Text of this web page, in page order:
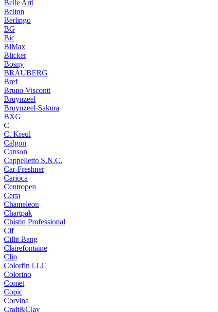
Belle Arti
Belton
Berlingo
BG
Bic
BiMax
Blicker
Bosny
BRAUBERG
Bref
Bruno Visconti
Bruynzeel
Bruynzeel-Sakura
BXG
C
C. Kreul
Calgon
Canson
Cappelletto S.N.C.
Car-Freshner
Carioca
Centropen
Certa
Chameleon
Chartpak
Chistin Professional
Cif
Cillit Bang
Clairefontaine
Clin
Colorfin LLC
Colorino
Comet
Copic
Corvina
Craft&Clay